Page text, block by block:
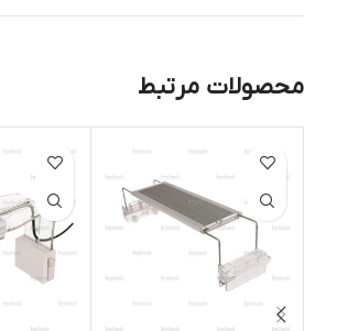
محصولات مرتبط